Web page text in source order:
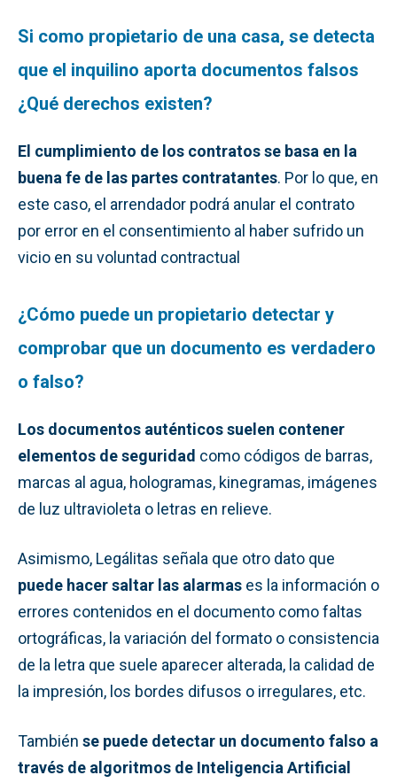
Si como propietario de una casa, se detecta
que el inquilino aporta documentos falsos
¿Qué derechos existen?
El cumplimiento de los contratos se basa en la
buena fe de las partes contratantes. Por lo que, en
este caso, el arrendador podrá anular el contrato
por error en el consentimiento al haber sufrido un
vicio en su voluntad contractual
¿Cómo puede un propietario detectar y
comprobar que un documento es verdadero
o falso?
Los documentos auténticos suelen contener
elementos de seguridad como códigos de barras,
marcas al agua, hologramas, kinegramas, imágenes
de luz ultravioleta o letras en relieve.
Asimismo, Legálitas señala que otro dato que
puede hacer saltar las alarmas es la información o
errores contenidos en el documento como faltas
ortográficas, la variación del formato o consistencia
de la letra que suele aparecer alterada, la calidad de
la impresión, los bordes difusos o irregulares, etc.
También se puede detectar un documento falso a
través de algoritmos de Inteligencia Artificial